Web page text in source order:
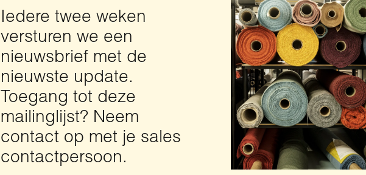
Iedere twee weken
versturen we een
nieuwsbrief met de
nieuwste update.
Toegang tot deze
mailinglijst? Neem
contact op met je sales
contactpersoon.